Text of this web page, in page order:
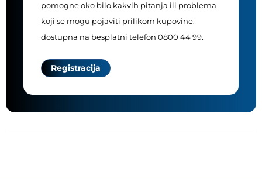
pomogne oko bilo kakvih pitanja ili problema
koji se mogu pojaviti prilikom kupovine,
dostupna na besplatni telefon 0800 44 99.
Registracija